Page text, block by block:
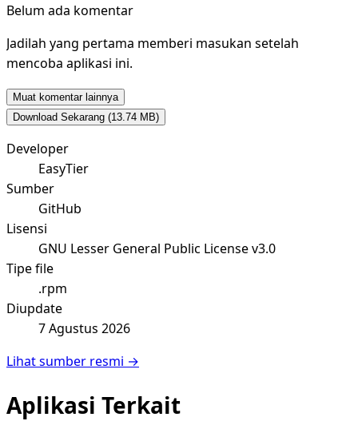
Belum ada komentar
Jadilah yang pertama memberi masukan setelah
mencoba aplikasi ini.
Muat komentar lainnya
Download Sekarang (13.74 MB)
Developer
EasyTier
Sumber
GitHub
Lisensi
GNU Lesser General Public License v3.0
Tipe file
.rpm
Diupdate
7 Agustus 2026
Lihat sumber resmi →
Aplikasi Terkait